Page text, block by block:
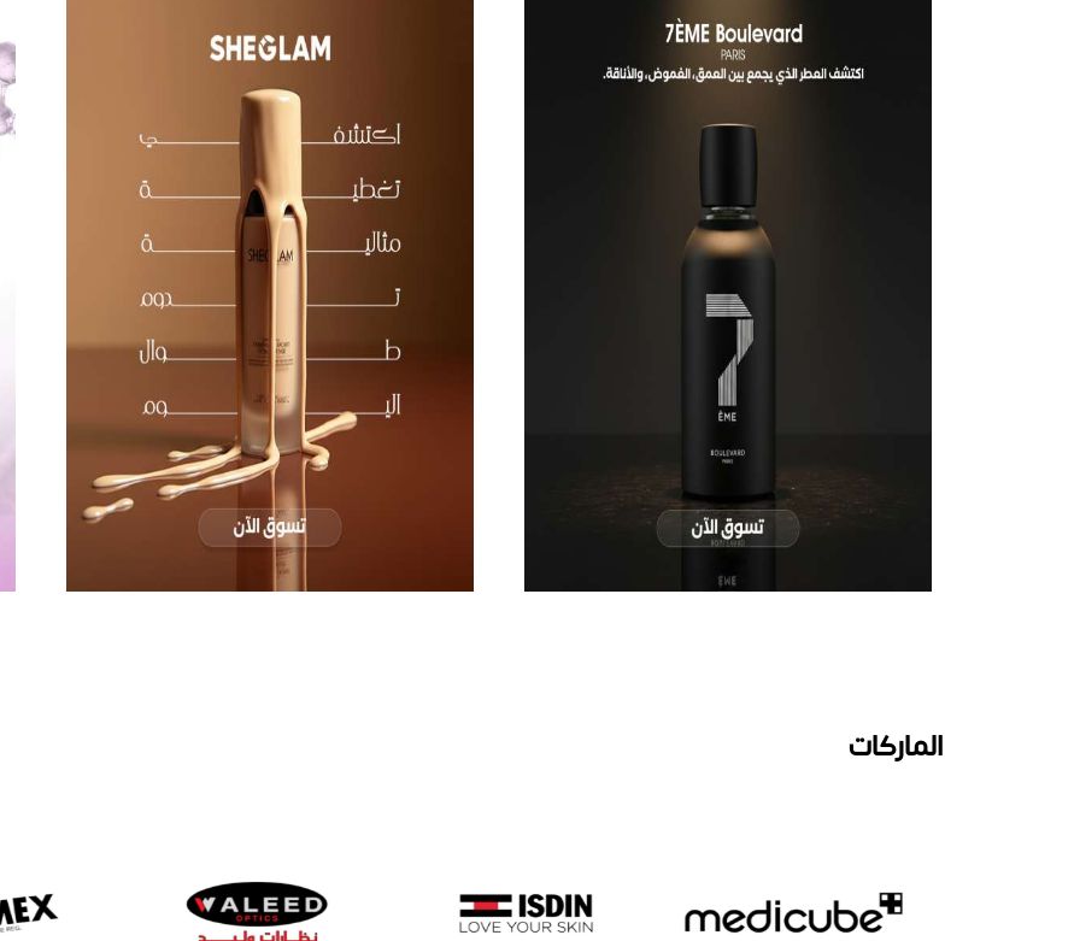
الماركات